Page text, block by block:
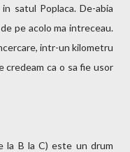
satul Poplaca. De-abia
pe acolo ma intreceau.
intr-un kilometru
credeam ca o sa fie usor
la B la C) este un drum